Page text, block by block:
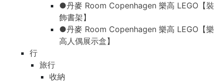
●丹麥 Room Copenhagen 樂高 LEGO【裝
飾書架】
●丹麥 Room Copenhagen 樂高 LEGO【樂
高人偶展示盒】
行
旅行
收納